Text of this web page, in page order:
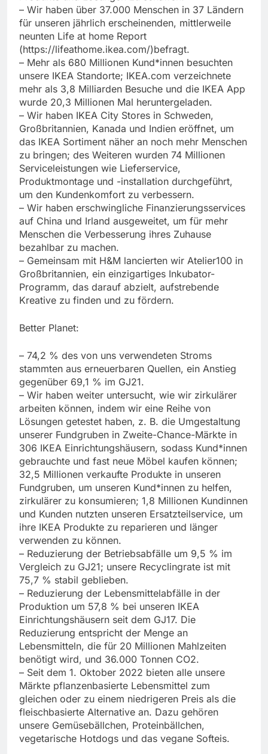
– Wir haben über 37.000 Menschen in 37 Ländern
für unseren jährlich erscheinenden, mittlerweile
neunten Life at home Report
(https://lifeathome.ikea.com/)befragt.
– Mehr als 680 Millionen Kund*innen besuchten
unsere IKEA Standorte; IKEA.com verzeichnete
mehr als 3,8 Milliarden Besuche und die IKEA App
wurde 20,3 Millionen Mal heruntergeladen.
– Wir haben IKEA City Stores in Schweden,
Großbritannien, Kanada und Indien eröffnet, um
das IKEA Sortiment näher an noch mehr Menschen
zu bringen; des Weiteren wurden 74 Millionen
Serviceleistungen wie Lieferservice,
Produktmontage und -installation durchgeführt,
um den Kundenkomfort zu verbessern.
– Wir haben erschwingliche Finanzierungsservices
auf China und Irland ausgeweitet, um für mehr
Menschen die Verbesserung ihres Zuhause
bezahlbar zu machen.
– Gemeinsam mit H&M lancierten wir Atelier100 in
Großbritannien, ein einzigartiges Inkubator-
Programm, das darauf abzielt, aufstrebende
Kreative zu finden und zu fördern.
Better Planet:
– 74,2 % des von uns verwendeten Stroms
stammten aus erneuerbaren Quellen, ein Anstieg
gegenüber 69,1 % im GJ21.
– Wir haben weiter untersucht, wie wir zirkulärer
arbeiten können, indem wir eine Reihe von
Lösungen getestet haben, z. B. die Umgestaltung
unserer Fundgruben in Zweite-Chance-Märkte in
306 IKEA Einrichtungshäusern, sodass Kund*innen
gebrauchte und fast neue Möbel kaufen können;
32,5 Millionen verkaufte Produkte in unseren
Fundgruben, um unseren Kund*innen zu helfen,
zirkulärer zu konsumieren; 1,8 Millionen Kundinnen
und Kunden nutzten unseren Ersatzteilservice, um
ihre IKEA Produkte zu reparieren und länger
verwenden zu können.
– Reduzierung der Betriebsabfälle um 9,5 % im
Vergleich zu GJ21; unsere Recyclingrate ist mit
75,7 % stabil geblieben.
– Reduzierung der Lebensmittelabfälle in der
Produktion um 57,8 % bei unseren IKEA
Einrichtungshäusern seit dem GJ17. Die
Reduzierung entspricht der Menge an
Lebensmitteln, die für 20 Millionen Mahlzeiten
benötigt wird, und 36.000 Tonnen CO2.
– Seit dem 1. Oktober 2022 bieten alle unsere
Märkte pflanzenbasierte Lebensmittel zum
gleichen oder zu einem niedrigeren Preis als die
fleischbasierte Alternative an. Dazu gehören
unsere Gemüsebällchen, Proteinbällchen,
vegetarische Hotdogs und das vegane Softeis.